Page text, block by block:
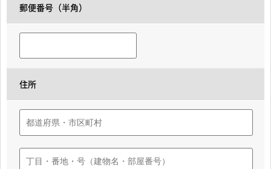
郵便番号（半角）
住所